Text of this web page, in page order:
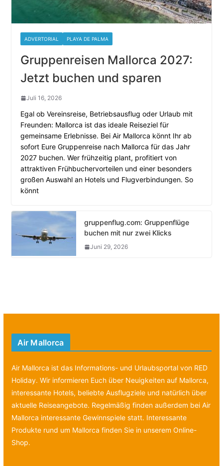
ADVERTORIAL PLAYA DE PALMA
Gruppenreisen Mallorca 2027:
Jetzt buchen und sparen
Juli 16, 2026
Egal ob Vereinsreise, Betriebsausflug oder Urlaub mit
Freunden: Mallorca ist das ideale Reiseziel für
gemeinsame Erlebnisse. Bei Air Mallorca könnt Ihr ab
sofort Eure Gruppenreise nach Mallorca für das Jahr
2027 buchen. Wer frühzeitig plant, profitiert von
attraktiven Frühbuchervorteilen und einer besonders
großen Auswahl an Hotels und Flugverbindungen. So
könnt
gruppenflug.com: Gruppenflüge
buchen mit nur zwei Klicks
Juni 29, 2026
Air Mallorca
Air Mallorca ist das Informations- und Urlaubsportal von RED
Holiday. Wir informieren Euch über Neuigkeiten auf Mallorca,
interessante Hotels, beliebte Ausflugziele und natürlich über
aktuelle Reiseangebote. Regelmäßig finden außerdem bei Air
Mallorca interessante Gewinnspiele statt. Interessante
Produkte rund um Mallorca finden Sie in unserem Online-
Shop.